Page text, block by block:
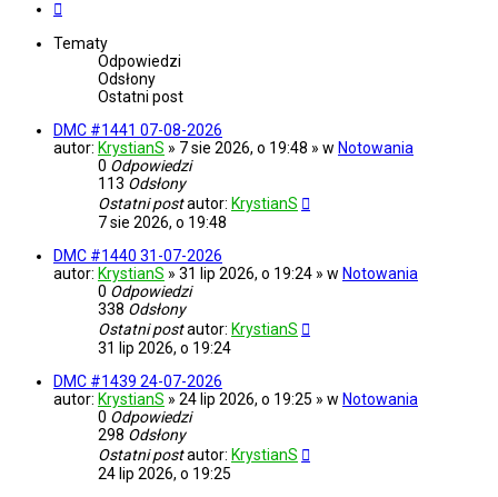
Tematy
Odpowiedzi
Odsłony
Ostatni post
DMC #1441 07-08-2026
autor: KrystianS » 7 sie 2026, o 19:48 » w Notowania
0 Odpowiedzi
113 Odsłony
Ostatni postautor: KrystianS
7 sie 2026, o 19:48
DMC #1440 31-07-2026
autor: KrystianS » 31 lip 2026, o 19:24 » w Notowania
0 Odpowiedzi
338 Odsłony
Ostatni postautor: KrystianS
31 lip 2026, o 19:24
DMC #1439 24-07-2026
autor: KrystianS » 24 lip 2026, o 19:25 » w Notowania
0 Odpowiedzi
298 Odsłony
Ostatni postautor: KrystianS
24 lip 2026, o 19:25